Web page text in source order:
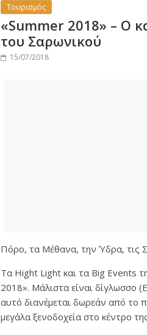
Τουρισμός
«Summer 2018» – Ο
του Σαρωνικού
15/07/2018
Πόρο, τα Μέθανα, την Ύδρα, τις
Τα Hight Light και τα Big Events
2018». Μάλιστα είναι δίγλωσσο
αυτό διανέμεται δωρεάν από το
μεγάλα ξενοδοχεία στο κέντρο